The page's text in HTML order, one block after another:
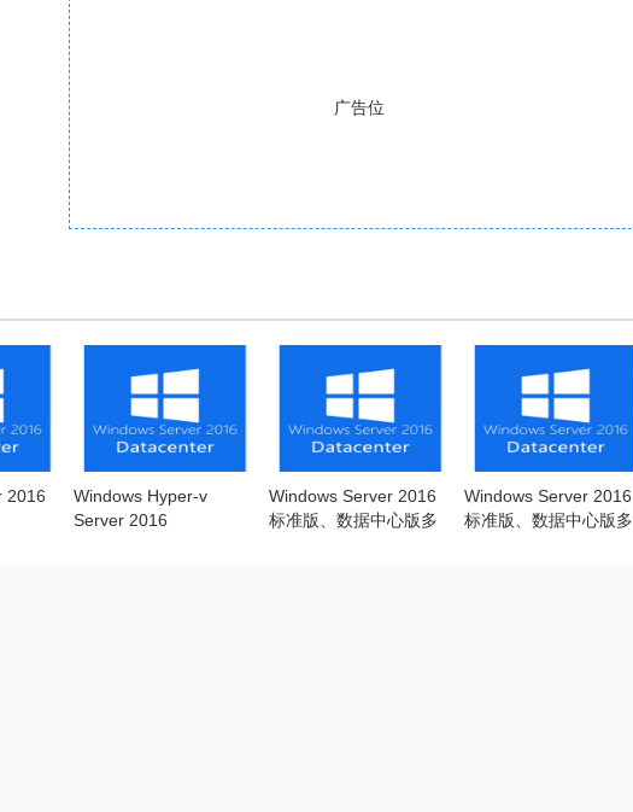
广告位
2016
Windows Hyper-v
Server 2016
Windows Server 2016
标准版、数据中心版多
Windows Server 2016
标准版、数据中心版多